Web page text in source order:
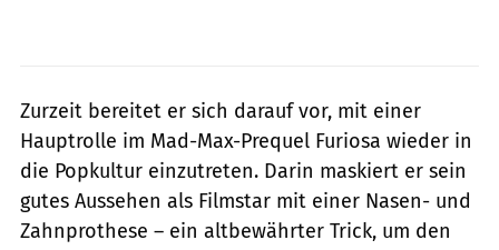
Zurzeit bereitet er sich darauf vor, mit einer
Hauptrolle im Mad-Max-Prequel Furiosa wieder in
die Popkultur einzutreten. Darin maskiert er sein
gutes Aussehen als Filmstar mit einer Nasen- und
Zahnprothese – ein altbewährter Trick, um den